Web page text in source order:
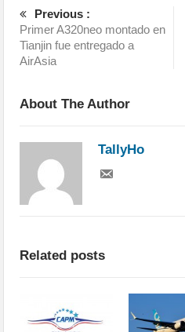
Previous :
Primer A320neo montado en
Tianjin fue entregado a
AirAsia
About The Author
TallyHo
Related posts